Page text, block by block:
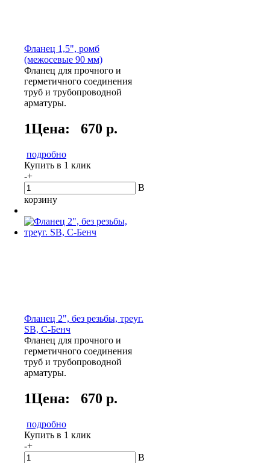
Фланец 1,5", ромб
(межосевые 90 мм)
Фланец для прочного и
герметичного соединения
труб и трубопроводной
арматуры.
1Цена: 670 р.
подробно
Купить в 1 клик
-+
В
корзину
Фланец 2", без резьбы, треуг.
SB, С-Бенч
Фланец для прочного и
герметичного соединения
труб и трубопроводной
арматуры.
1Цена: 670 р.
подробно
Купить в 1 клик
-+
В